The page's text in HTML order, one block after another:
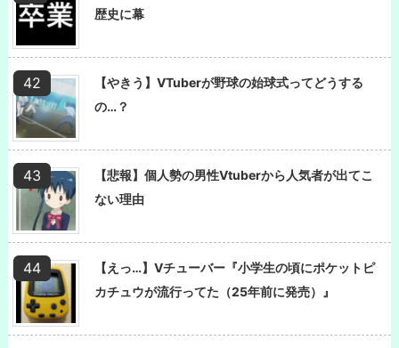
歴史に幕
【やきう】VTuberが野球の始球式ってどうする
の…？
【悲報】個人勢の男性Vtuberから人気者が出てこ
ない理由
【えっ…】Vチューバー『小学生の頃にポケットピ
カチュウが流行ってた（25年前に発売）』